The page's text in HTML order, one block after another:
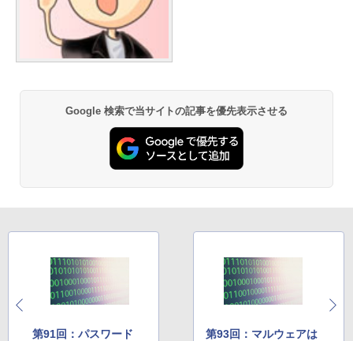
Google 検索で当サイトの記事を優先表示させる
第91回：パスワード
第93回：マルウェアは